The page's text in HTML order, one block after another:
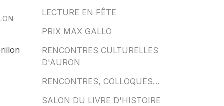
LECTURE EN FÊTE
PRIX MAX GALLO
RENCONTRES CULTURELLES
D'AURON
RENCONTRES, COLLOQUES…
SALON DU LIVRE D'HISTOIRE